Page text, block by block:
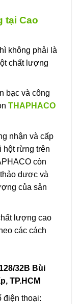
tại Cao
không phải là
chất lượng
bạc và công
THAPHACO
nhận và cấp
hột rừng trên
còn
dược và
của sản
lượng cao
các cách
128/32B Bùi
TP.HCM
điện thoại: